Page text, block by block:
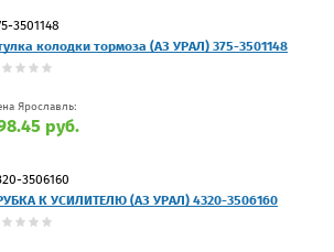
3501148
колодки тормоза (АЗ УРАЛ) 375-3501148
Ярославль:
руб.
3506160
К УСИЛИТЕЛЮ (АЗ УРАЛ) 4320-3506160